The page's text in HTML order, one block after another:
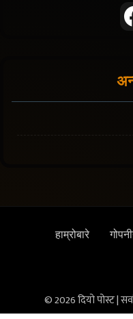
हाम्रोबारे
© 2026 दियो पोस्ट |